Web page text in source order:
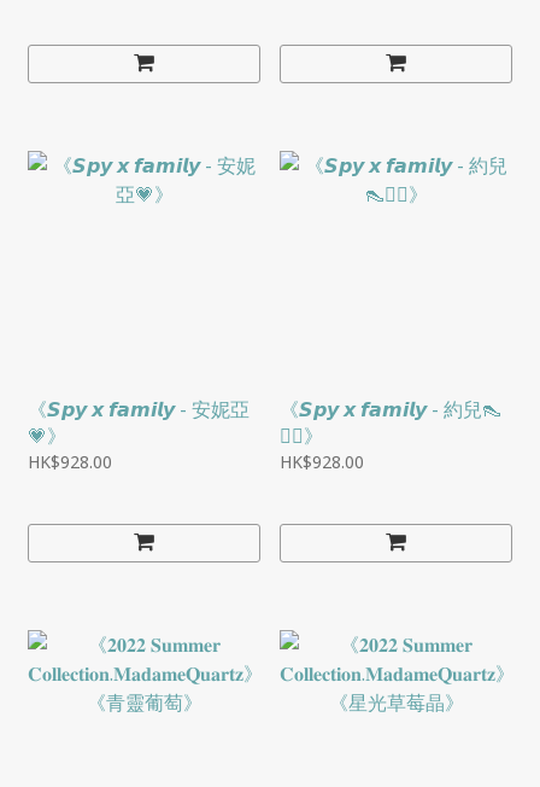
《𝙎𝙥𝙮 𝙭 𝙛𝙖𝙢𝙞𝙡𝙮 - 安妮亞
💗》
HK$928.00
《𝙎𝙥𝙮 𝙭 𝙛𝙖𝙢𝙞𝙡𝙮 - 約兒👠
❤️‍🔥》
HK$928.00